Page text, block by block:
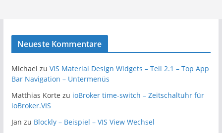
Neueste Kommentare
Michael zu VIS Material Design Widgets – Teil 2.1 – Top App
Bar Navigation – Untermenüs
Matthias Korte zu ioBroker time-switch – Zeitschaltuhr für
ioBroker.VIS
Jan zu Blockly – Beispiel – VIS View Wechsel